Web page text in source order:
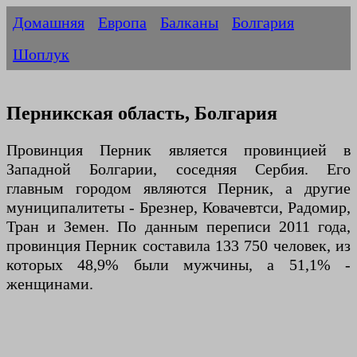
Домашняя Европа Балканы
Болгария
Шоплук
Перникская область, Болгария
Провинция Перник является провинцией в
Западной Болгарии, соседняя Сербия. Его
главным городом являются Перник, а другие
муниципалитеты - Брезнер, Ковачевтси, Радомир,
Тран и Земен. По данным переписи 2011 года,
провинция Перник составила 133 750 человек, из
которых 48,9% были мужчины, а 51,1% -
женщинами.